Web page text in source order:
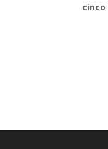
cinco